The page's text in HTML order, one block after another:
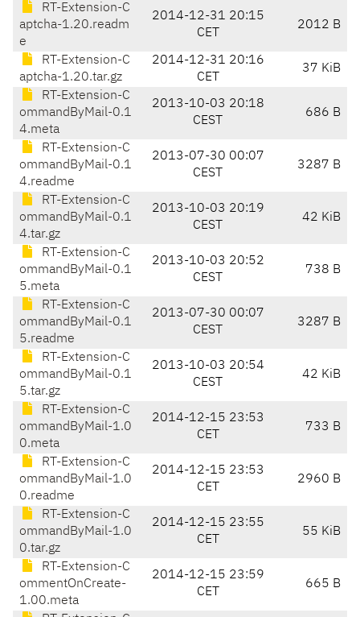
RT-Extension-C
aptcha-1.20.readm
e
2014-12-31 20:15
CET
2012 B
RT-Extension-C
aptcha-1.20.tar.gz
2014-12-31 20:16
CET
37 KiB
RT-Extension-C
ommandByMail-0.1
4.meta
2013-10-03 20:18
CEST
686 B
RT-Extension-C
ommandByMail-0.1
4.readme
2013-07-30 00:07
CEST
3287 B
RT-Extension-C
ommandByMail-0.1
4.tar.gz
2013-10-03 20:19
CEST
42 KiB
RT-Extension-C
ommandByMail-0.1
5.meta
2013-10-03 20:52
CEST
738 B
RT-Extension-C
ommandByMail-0.1
5.readme
2013-07-30 00:07
CEST
3287 B
RT-Extension-C
ommandByMail-0.1
5.tar.gz
2013-10-03 20:54
CEST
42 KiB
RT-Extension-C
ommandByMail-1.0
0.meta
2014-12-15 23:53
CET
733 B
RT-Extension-C
ommandByMail-1.0
0.readme
2014-12-15 23:53
CET
2960 B
RT-Extension-C
ommandByMail-1.0
0.tar.gz
2014-12-15 23:55
CET
55 KiB
RT-Extension-C
ommentOnCreate-
1.00.meta
2014-12-15 23:59
CET
665 B